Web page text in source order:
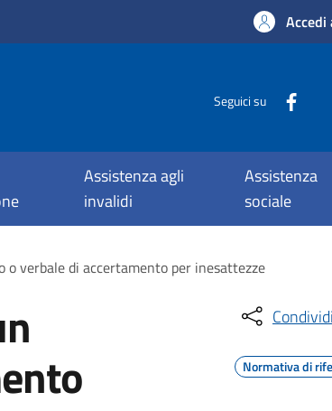
Seguici su
Assistenza agli
invalidi
Assistenza
sociale
verbale di accertamento per inesattezze
Condividi
Normativa di